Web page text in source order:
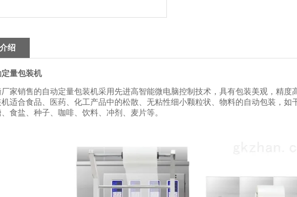
绍
量包装机
厂家销售的自动定量包装机采用先进高智能微电脑控制技术，具有包装美观，精度
适合食品、医药、化工产品中的松散、无粘性细小颗粒状、物料的自动包装，如
食盐、种子、咖啡、饮料、冲剂、麦片等。